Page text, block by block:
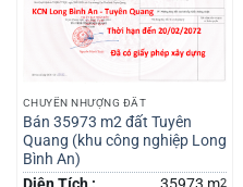
CHUYỂN NHƯỢNG ĐẤT
Bán 35973 m2 đất Tuyên
Quang (khu công nghiệp Long
Bình An)
2